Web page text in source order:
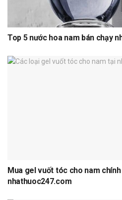
Top 5 nước hoa nam bán chạy
Mua gel vuốt tóc cho nam
nhathuoc247.com